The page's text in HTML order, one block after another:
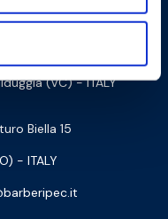
S.r.l. a socio unico
(VC) - ITALY
Biella 15
- ITALY